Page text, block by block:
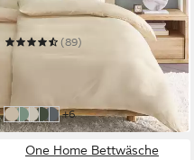
Sets, bügelfrei, allergiker,
kühlende
135 x 200 cm B/L
(89)
-72%
in 3-4 Werktagen bei dir
Beige
Salbeigrün Weiß
Naturfarbe
Olivengrün Leinen
Grau Hellgrau
weitere Farben:
+6
One Home Bettwäsche